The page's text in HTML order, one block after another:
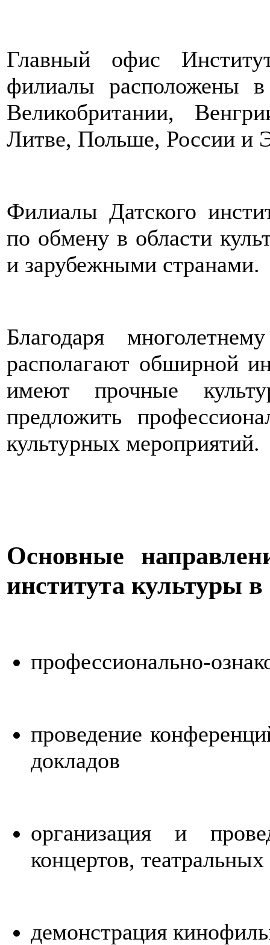
Главный офис
филиалы расположены
Великобритании,
Литве, Польше, России и
Филиалы Датского
по обмену в области
и зарубежными странами.
Благодаря
располагают обширной
имеют прочные
предложить
культурных мероприятий.
Основные
института культуры
профессионально-
проведение
докладов
организация и
концертов, театральных
демонстрация